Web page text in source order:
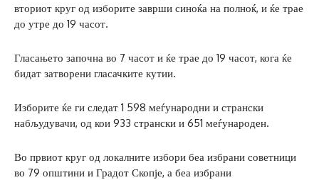
вториот круг од изборите заврши синоќа на полноќ, и ќе трае
до утре до 19 часот.
Гласањето започна во 7 часот и ќе трае до 19 часот, кога ќе
бидат затворени гласачките кутии.
Изборите ќе ги следат 1 598 меѓународни и странски
набљудувачи, од кои 933 странски и 651 меѓународен.
Во првиот круг од локалните избори беа избрани советници
во 79 општини и Градот Скопје, а беа избрани